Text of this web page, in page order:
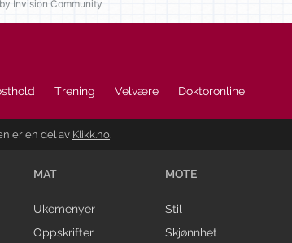
Invision Community
Trening Velvære Doktoronline
er en del av Klikk.no.
MAT
Ukemenyer
Oppskrifter
MOTE
Stil
Skjønnhet